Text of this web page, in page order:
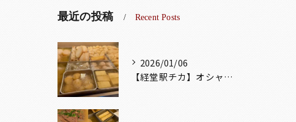
最近の投稿 Recent Posts
2026/01/06
【経堂駅チカ】オシャレ居酒屋🏮出汁が美味しいおでんがオススメ...